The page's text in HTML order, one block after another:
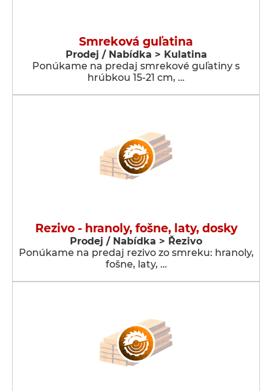
Smreková guľatina
Prodej / Nabídka > Kulatina
Ponúkame na predaj smrekové guľatiny s
hrúbkou 15-21 cm, …
Rezivo - hranoly, fošne, laty, dosky
Prodej / Nabídka > Řezivo
Ponúkame na predaj rezivo zo smreku: hranoly,
fošne, laty, …